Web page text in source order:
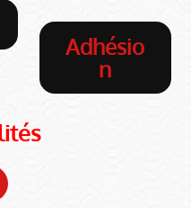
Adhésio
n